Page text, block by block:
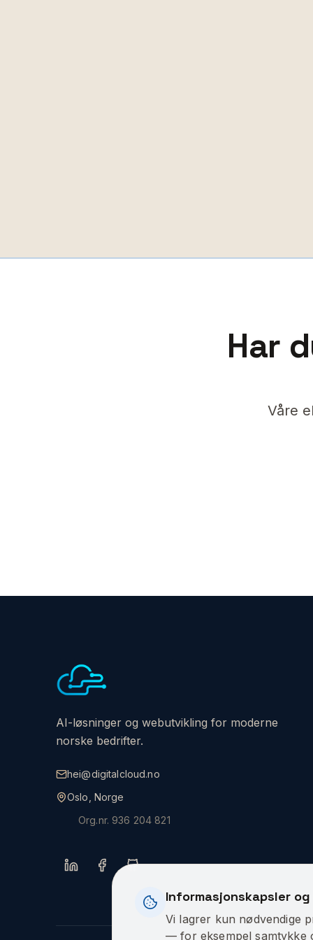
Har
Våre
AI-løsninger og webutvikling for moderne
norske bedrifter.
hei@digitalcloud.no
Oslo, Norge
Org.nr.936 204 821
Informasjonskapsler
Vi lagrer kun nødvendige
— for eksempel samtykke